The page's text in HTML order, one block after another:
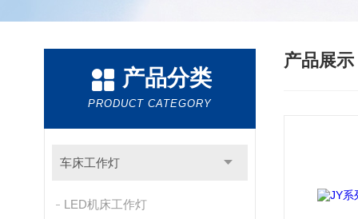
产品分类
PRODUCT CATEGORY
车床工作灯
LED机床工作灯
产品展示